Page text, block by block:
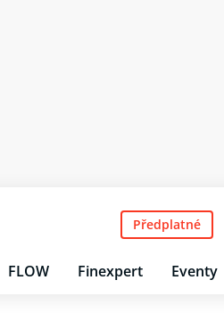
FLOW Finexpert Eventy
Předplatné